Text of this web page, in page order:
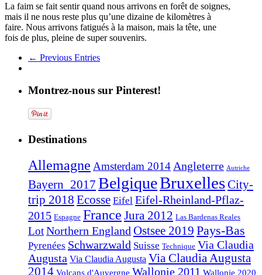
La faim se fait sentir quand nous arrivons en forêt de soignes,
mais il ne nous reste plus qu’une dizaine de kilomètres à
faire. Nous arrivons fatigués à la maison, mais la tête, une
fois de plus, pleine de super souvenirs.
← Previous Entries
Montrez-nous sur Pinterest!
Destinations
Allemagne Amsterdam 2014 Angleterre Autriche
Bayern_2017 BelgiqueBruxellesCity-
trip 2018 Ecosse Eifel Eifel-Rheinland-Pflaz-
2015 Espagne France Jura 2012 Las Bardenas Reales
LotNorthern England Ostsee 2019 Pays-Bas
Pyrenées Schwarzwald Suisse Technique Via Claudia
Augusta Via Claudia Augusta Via Claudia Augusta
2014 Volcans d'Auvergne Wallonie 2011 Wallonie 2020